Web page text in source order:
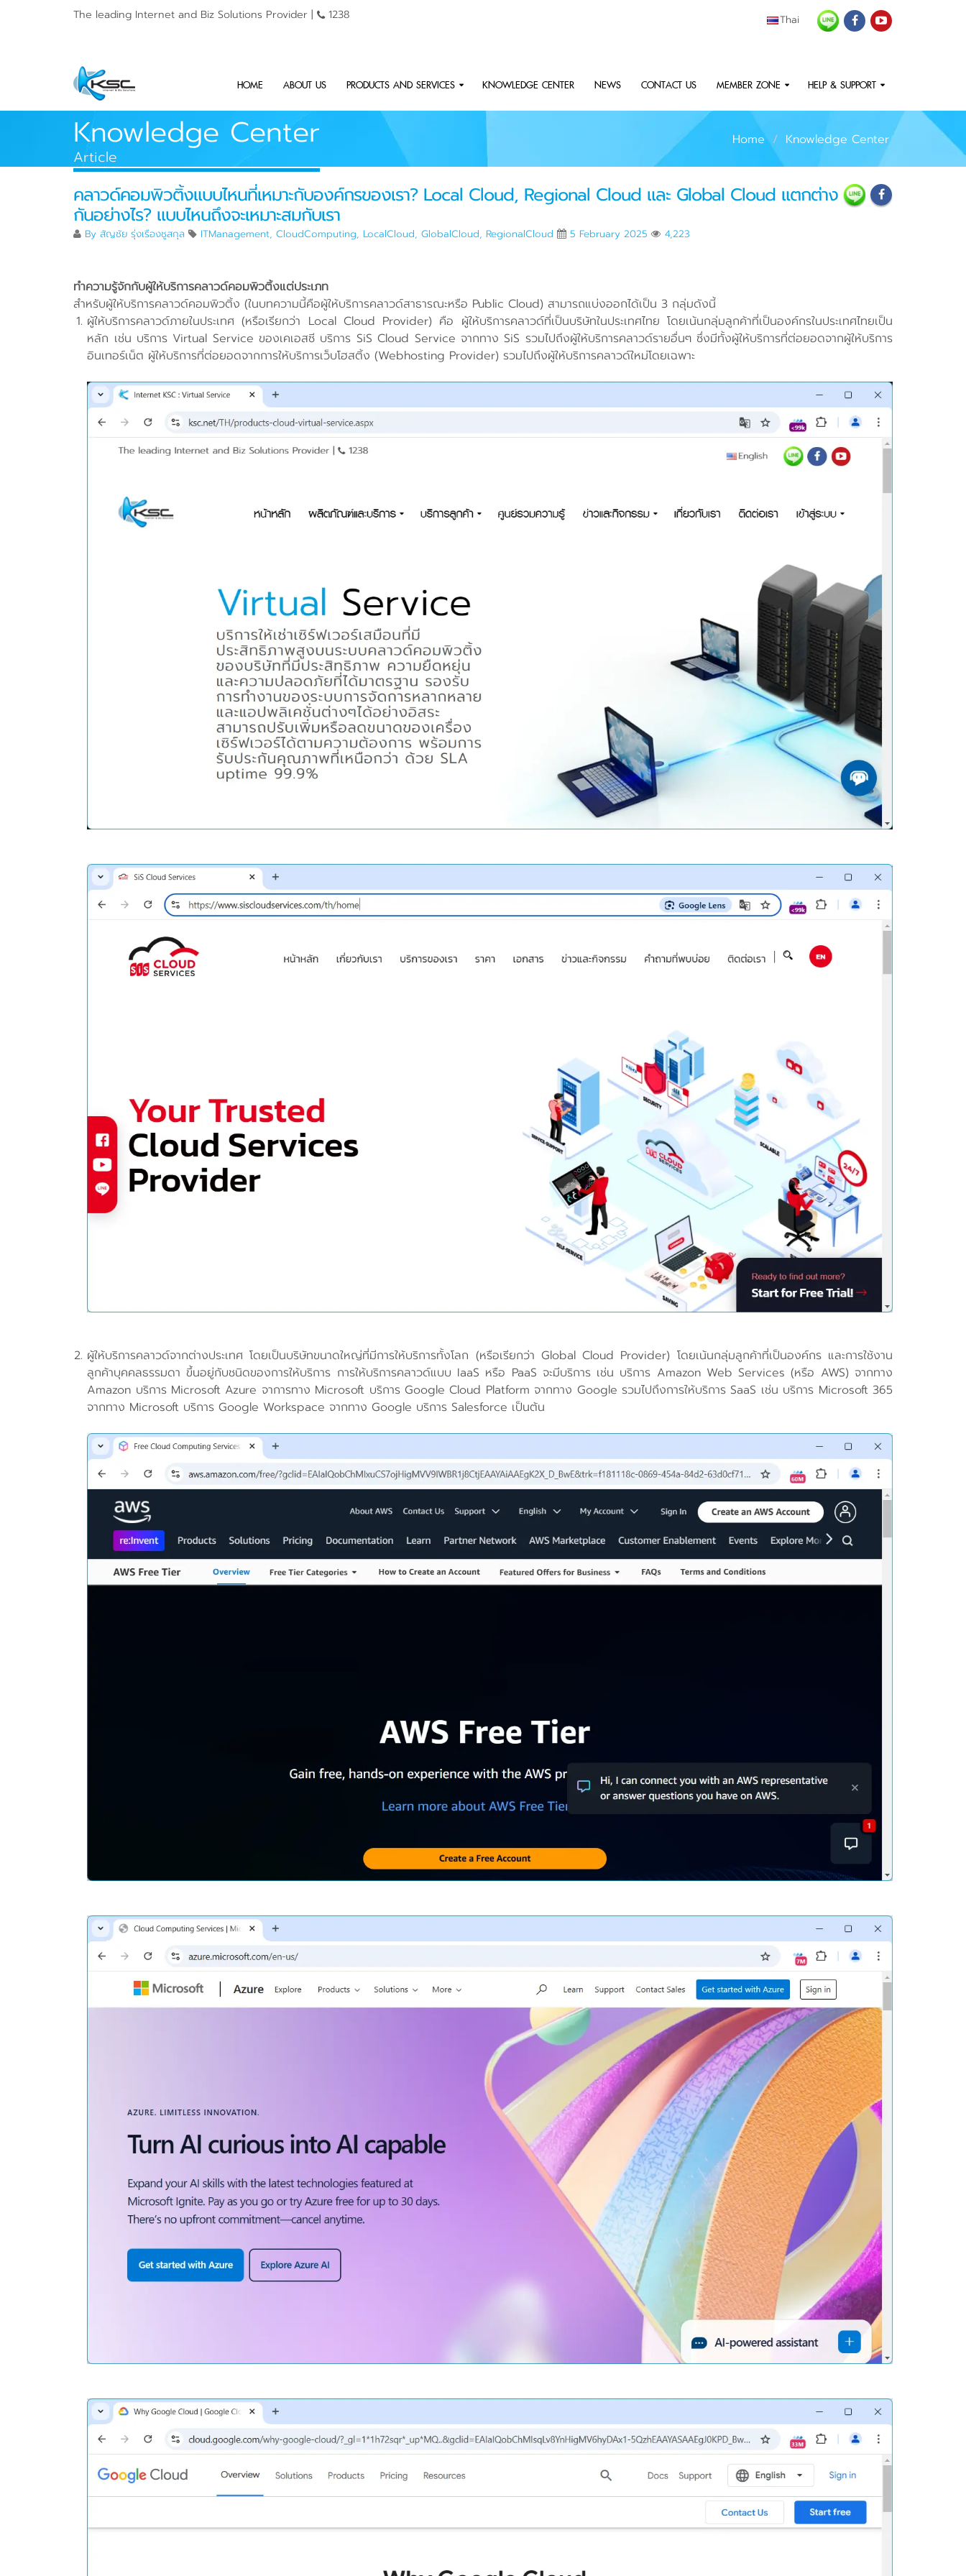
The leading Internet and Biz Solutions Provider | 1238 Thai
HOME ABOUT US PRODUCTS AND SERVICES KNOWLEDGE CENTER NEWS CONTACT US MEMBER ZONE HELP & SUPPORT
Knowledge Center
Article
Home Knowledge Center
คลาวด์คอมพิวติ้งแบบไหนที่เหมาะกับองค์กรของเรา? Local Cloud, Regional Cloud และ Global Cloud แตกต่าง
กันอย่างไร? แบบไหนถึงจะเหมาะสมกับเรา
By สัญชัย รุ่งเรืองชูสกุล ITManagement, CloudComputing, LocalCloud, GlobalCloud, RegionalCloud 5 February 2025 4,223
ทำความรู้จักกับผู้ให้บริการคลาวด์คอมพิวติ้งแต่ประเภท
สำหรับผู้ให้บริการคลาวด์คอมพิวติ้ง (ในบทความนี้คือผู้ให้บริการคลาวด์สาธารณะหรือ Public Cloud) สามารถแบ่งออกได้เป็น 3 กลุ่มดังนี้
ผู้ให้บริการคลาวด์ภายในประเทศ (หรือเรียกว่า Local Cloud Provider) คือ ผู้ให้บริการคลาวด์ที่เป็นบริษัทในประเทศไทย โดยเน้นกลุ่มลูกค้าที่เป็นองค์กรในประเทศไทยเป็น
หลัก เช่น บริการ Virtual Service ของเคเอสซี บริการ SiS Cloud Service จากทาง SiS รวมไปถึงผู้ให้บริการคลาวด์รายอื่นๆ ซึ่งมีทั้งผู้ให้บริการที่ต่อยอดจากผู้ให้บริการ
อินเทอร์เน็ต ผู้ให้บริการที่ต่อยอดจากการให้บริการเว็บโฮสติ้ง (Webhosting Provider) รวมไปถึงผู้ให้บริการคลาวด์ใหม่โดยเฉพาะ
ผู้ให้บริการคลาวด์จากต่างประเทศ โดยเป็นบริษัทขนาดใหญ่ที่มีการให้บริการทั้งโลก (หรือเรียกว่า Global Cloud Provider) โดยเน้นกลุ่มลูกค้าที่เป็นองค์กร และการใช้งาน
ลูกค้าบุคคลธรรมดา ขึ้นอยู่กับชนิดของการให้บริการ การให้บริการคลาวด์แบบ IaaS หรือ PaaS จะมีบริการ เช่น บริการ Amazon Web Services (หรือ AWS) จากทาง
Amazon บริการ Microsoft Azure จาการทาง Microsoft บริการ Google Cloud Platform จากทาง Google รวมไปถึงการให้บริการ SaaS เช่น บริการ Microsoft 365
จากทาง Microsoft บริการ Google Workspace จากทาง Google บริการ Salesforce เป็นต้น